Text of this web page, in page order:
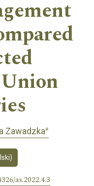
Zawadzka+
as.2022.4.3